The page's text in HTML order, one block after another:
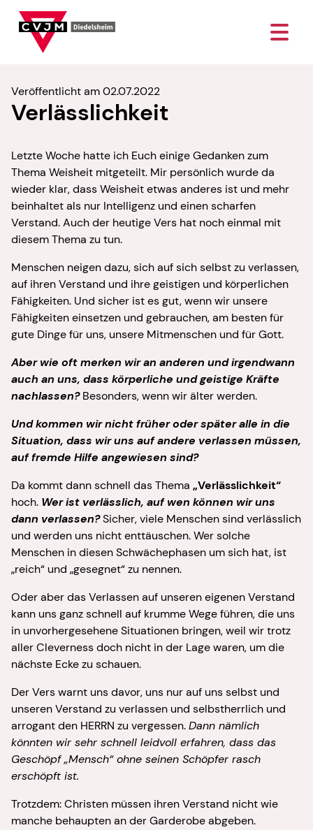
Veröffentlicht am 02.07.2022
Verlässlichkeit
Letzte Woche hatte ich Euch einige Gedanken zum
Thema Weisheit mitgeteilt. Mir persönlich wurde da
wieder klar, dass Weisheit etwas anderes ist und mehr
beinhaltet als nur Intelligenz und einen scharfen
Verstand. Auch der heutige Vers hat noch einmal mit
diesem Thema zu tun.
Menschen neigen dazu, sich auf sich selbst zu verlassen,
auf ihren Verstand und ihre geistigen und körperlichen
Fähigkeiten. Und sicher ist es gut, wenn wir unsere
Fähigkeiten einsetzen und gebrauchen, am besten für
gute Dinge für uns, unsere Mitmenschen und für Gott.
Aber wie oft merken wir an anderen und irgendwann
auch an uns, dass körperliche und geistige Kräfte
nachlassen?Besonders, wenn wir älter werden.
Und kommen wir nicht früher oder später alle in die
Situation, dass wir uns auf andere verlassen müssen,
auf fremde Hilfe angewiesen sind?
Da kommt dann schnell das Thema „Verlässlichkeit“
hoch. Wer ist verlässlich, auf wen können wir uns
dann verlassen?Sicher, viele Menschen sind verlässlich
und werden uns nicht enttäuschen. Wer solche
Menschen in diesen Schwächephasen um sich hat, ist
„reich“ und „gesegnet“ zu nennen.
Oder aber das Verlassen auf unseren eigenen Verstand
kann uns ganz schnell auf krumme Wege führen, die uns
in unvorhergesehene Situationen bringen, weil wir trotz
aller Cleverness doch nicht in der Lage waren, um die
nächste Ecke zu schauen.
Der Vers warnt uns davor, uns nur auf uns selbst und
unseren Verstand zu verlassen und selbstherrlich und
arrogant den HERRN zu vergessen.Dann nämlich
könnten wir sehr schnell leidvoll erfahren, dass das
Geschöpf „Mensch“ ohne seinen Schöpfer rasch
erschöpft ist.
Trotzdem: Christen müssen ihren Verstand nicht wie
manche behaupten an der Garderobe abgeben.